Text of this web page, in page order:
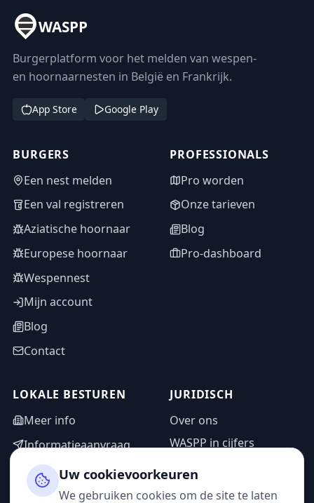
WASPP
Burgerplatform voor het melden van wespen-
en hoornaarnesten in België en Frankrijk.
App Store Google Play
BURGERS
Een nest melden
Een val registreren
Aziatische hoornaar
Europese hoornaar
Wespennest
Mijn account
Blog
Contact
PROFESSIONALS
Pro worden
Onze tarieven
Blog
Pro-dashboard
LOKALE BESTUREN
Meer info
Informatieaanvraag
Adminzone
JURIDISCH
Over ons
WASPP in cijfers
Privacybeleid
Uw cookievoorkeuren
We gebruiken cookies om de site te laten